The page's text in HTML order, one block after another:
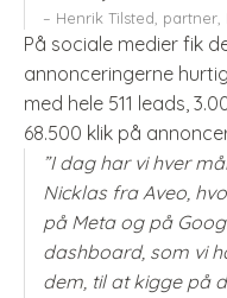
– Henrik Tilsted,
På sociale medier fik
annonceringerne
med hele 511 leads,
68.500 klik på
”I dag har vi hver
Nicklas fra Aveo,
på Meta og på
dashboard, som vi
dem, til at kigge på